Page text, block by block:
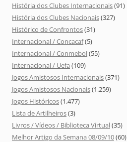
História dos Clubes Internacionais(91)
História dos Clubes Nacionais(327)
Histórico de Confrontos(31)
Internacional / Concacaf(5)
Internacional / Conmebol(55)
Internacional / Uefa (109)
Jogos Amistosos Internacionais(371)
Jogos Amistosos Nacionais(1.259)
Jogos Históricos(1.477)
Lista de Artilheiros(3)
Livros / Vídeos / Biblioteca Virtual(35)
Melhor Artigo da Semana 08/09/10(60)